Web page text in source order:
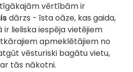
vērtībām ir
dārzs - īsta oāze, kas gaida,
ir lieliska iespēja vietējiem
apmeklētājiem no
vēsturiski bagātu vietu,
tās nākotni.